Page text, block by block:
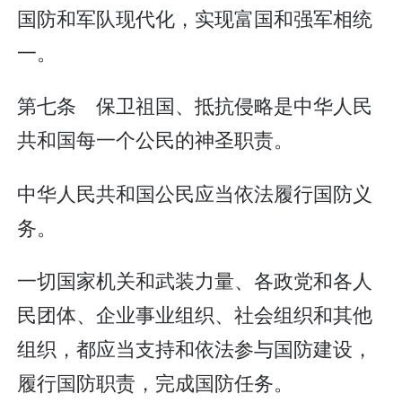
国防和军队现代化，实现富国和强军相统
一。
第七条 保卫祖国、抵抗侵略是中华人民
共和国每一个公民的神圣职责。
中华人民共和国公民应当依法履行国防义
务。
一切国家机关和武装力量、各政党和各人
民团体、企业事业组织、社会组织和其他
组织，都应当支持和依法参与国防建设，
履行国防职责，完成国防任务。